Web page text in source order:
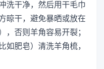
洗干净，然后用干毛巾
晾干，避免暴晒或放在
，否则羊角容易开裂；
如肥皂）清洗羊角梳，